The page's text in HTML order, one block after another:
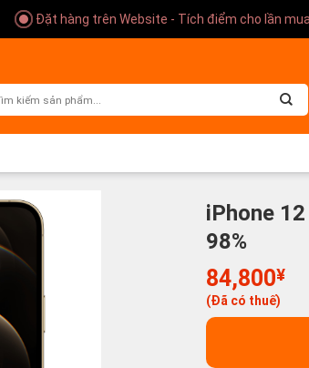
Đặt hàng trên Website - Tích điểm cho lần
iPhone
98%
84,800¥
(Đã có thuế)